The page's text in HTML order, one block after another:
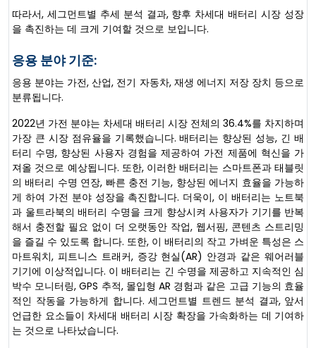
따라서, 세그먼트별 추세 분석 결과, 향후 차세대 배터리 시장 성장
을 촉진하는 데 크게 기여할 것으로 보입니다.
응용 분야 기준:
응용 분야는 가전, 산업, 전기 자동차, 재생 에너지 저장 장치 등으로
분류됩니다.
2022년 가전 분야는 차세대 배터리 시장 전체의 36.4%를 차지하며
가장 큰 시장 점유율을 기록했습니다. 배터리는 향상된 성능, 긴 배
터리 수명, 향상된 사용자 경험을 제공하여 가전 제품에 혁신을 가
져올 것으로 예상됩니다. 또한, 이러한 배터리는 스마트폰과 태블릿
의 배터리 수명 연장, 빠른 충전 기능, 향상된 에너지 효율을 가능하
게 하여 가전 분야 성장을 촉진합니다. 더욱이, 이 배터리는 노트북
과 울트라북의 배터리 수명을 크게 향상시켜 사용자가 기기를 반복
해서 충전할 필요 없이 더 오랫동안 작업, 웹서핑, 콘텐츠 스트리밍
을 즐길 수 있도록 합니다. 또한, 이 배터리의 작고 가벼운 특성은 스
마트워치, 피트니스 트래커, 증강 현실(AR) 안경과 같은 웨어러블
기기에 이상적입니다. 이 배터리는 긴 수명을 제공하고 지속적인 심
박수 모니터링, GPS 추적, 몰입형 AR 경험과 같은 고급 기능의 효율
적인 작동을 가능하게 합니다. 세그먼트별 트렌드 분석 결과, 앞서
언급한 요소들이 차세대 배터리 시장 확장을 가속화하는 데 기여하
는 것으로 나타났습니다.